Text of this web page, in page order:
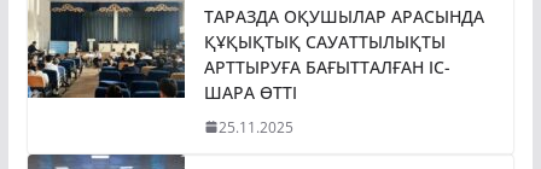
ТАРАЗДА ОҚУШЫЛАР АРАСЫНДА
ҚҰҚЫҚТЫҚ САУАТТЫЛЫҚТЫ
АРТТЫРУҒА БАҒЫТТАЛҒАН ІС-
ШАРА ӨТТІ
25.11.2025